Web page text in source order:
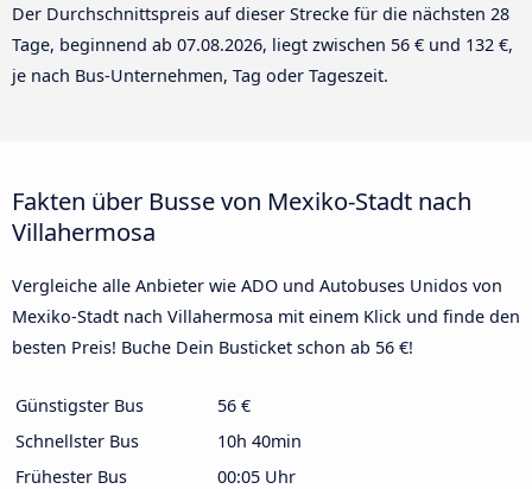
Der Durchschnittspreis auf dieser Strecke für die nächsten 28
Tage, beginnend ab 07.08.2026, liegt zwischen 56 € und 132 €,
je nach Bus-Unternehmen, Tag oder Tageszeit.
Fakten über Busse von Mexiko-Stadt nach
Villahermosa
Vergleiche alle Anbieter wie ADO und Autobuses Unidos von
Mexiko-Stadt nach Villahermosa mit einem Klick und finde den
besten Preis! Buche Dein Busticket schon ab 56 €!
Günstigster Bus
56 €
Schnellster Bus
10h 40min
Frühester Bus
00:05 Uhr